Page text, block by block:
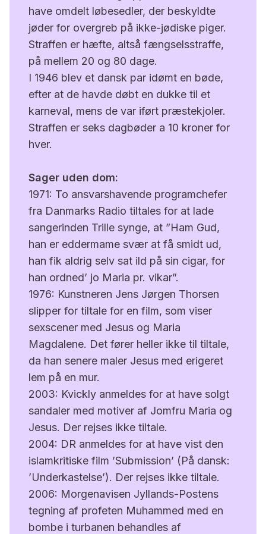
have omdelt løbesedler, der beskyldte
jøder for overgreb på ikke-jødiske piger.
Straffen er hæfte, altså fængselsstraffe,
på mellem 20 og 80 dage.
I 1946 blev et dansk par idømt en bøde,
efter at de havde døbt en dukke til et
karneval, mens de var iført præstekjoler.
Straffen er seks dagbøder a 10 kroner for
hver.
Sager uden dom:
1971: To ansvarshavende programchefer
fra Danmarks Radio tiltales for at lade
sangerinden Trille synge, at ”Ham Gud,
han er eddermame svær at få smidt ud,
han fik aldrig selv sat ild på sin cigar, for
han ordned’ jo Maria pr. vikar”.
1976: Kunstneren Jens Jørgen Thorsen
slipper for tiltale for en film, som viser
sexscener med Jesus og Maria
Magdalene. Det fører heller ikke til tiltale,
da han senere maler Jesus med erigeret
lem på en mur.
2003: Kvickly anmeldes for at have solgt
sandaler med motiver af Jomfru Maria og
Jesus. Der rejses ikke tiltale.
2004: DR anmeldes for at have vist den
islamkritiske film ’Submission’ (På dansk:
’Underkastelse’). Der rejses ikke tiltale.
2006: Morgenavisen Jyllands-Postens
tegning af profeten Muhammed med en
bombe i turbanen behandles af